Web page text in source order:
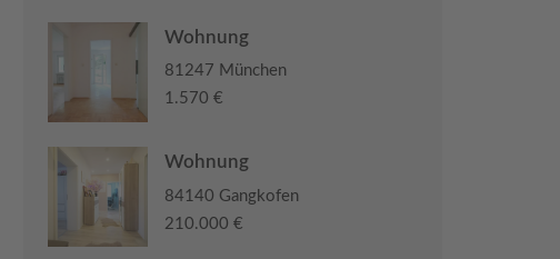
Wohnung
81247 München
1.570 €
Wohnung
84140 Gangkofen
210.000 €